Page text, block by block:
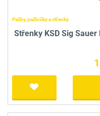
Pažby, pažbičky a střenky
Střenky KSD Sig Sauer